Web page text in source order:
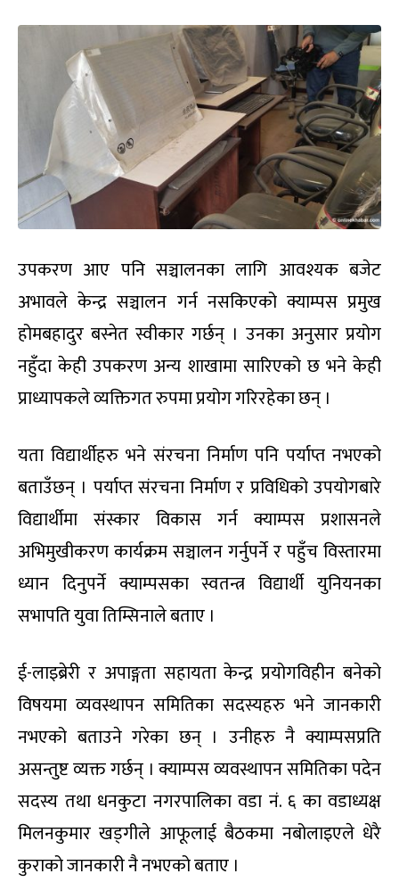
उपकरण आए पनि सञ्चालनका लागि आवश्यक बजेट
अभावले केन्द्र सञ्चालन गर्न नसकिएको क्याम्पस प्रमुख
होमबहादुर बस्नेत स्वीकार गर्छन् । उनका अनुसार प्रयोग
नहुँदा केही उपकरण अन्य शाखामा सारिएको छ भने केही
प्राध्यापकले व्यक्तिगत रुपमा प्रयोग गरिरहेका छन् ।
यता विद्यार्थीहरु भने संरचना निर्माण पनि पर्याप्त नभएको
बताउँछन् । पर्याप्त संरचना निर्माण र प्रविधिको उपयोगबारे
विद्यार्थीमा संस्कार विकास गर्न क्याम्पस प्रशासनले
अभिमुखीकरण कार्यक्रम सञ्चालन गर्नुपर्ने र पहुँच विस्तारमा
ध्यान दिनुपर्ने क्याम्पसका स्वतन्त्र विद्यार्थी युनियनका
सभापति युवा तिम्सिनाले बताए ।
ई-लाइब्रेरी र अपाङ्गता सहायता केन्द्र प्रयोगविहीन बनेको
विषयमा व्यवस्थापन समितिका सदस्यहरु भने जानकारी
नभएको बताउने गरेका छन् । उनीहरु नै क्याम्पसप्रति
असन्तुष्ट व्यक्त गर्छन् । क्याम्पस व्यवस्थापन समितिका पदेन
सदस्य तथा धनकुटा नगरपालिका वडा नं. ६ का वडाध्यक्ष
मिलनकुमार खड्गीले आफूलाई बैठकमा नबोलाइएले धेरै
कुराको जानकारी नै नभएको बताए ।